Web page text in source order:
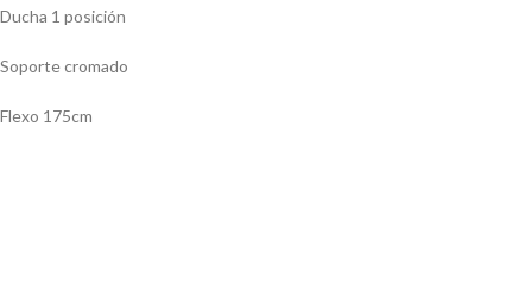
Ducha 1 posición
Soporte cromado
Flexo 175cm